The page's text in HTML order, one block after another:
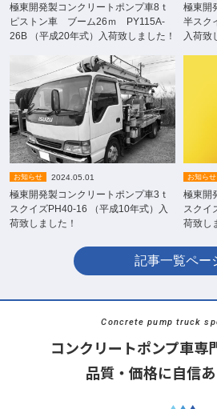
極東開発製コンクリートポンプ車8ｔ
ピストン車 ブーム26ｍ PY115A-
26B （平成20年式）入荷致しました！
極東開
半スク
入荷致
お知らせ 2024.05.01
極東開発製コンクリートポンプ車3ｔ
スクイズPH40-16 （平成10年式）入
荷致しました！
お知らせ
極東開
スクイ
荷致し
記事一覧ペー
Concrete pump truck
コンクリートポンプ車専
品質・価格に自信あ